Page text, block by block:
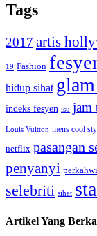
Tags
2017 artis
19 Fashion
hidup sihat
indeks fesyen isu jam
Louis Vuitton mens cool
netflix pasangan
penyanyi
selebriti sihat
Artikel Yang